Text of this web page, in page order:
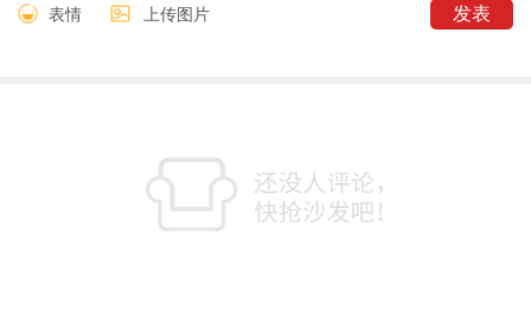
表情 上传图片